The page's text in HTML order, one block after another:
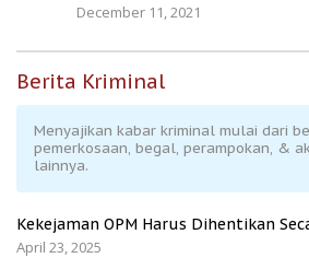
December 11, 2021
Berita Kriminal
Menyajikan kabar kriminal mulai dari
pemerkosaan, begal, perampokan, &
lainnya.
Kekejaman OPM Harus Dihentikan
April 23, 2025